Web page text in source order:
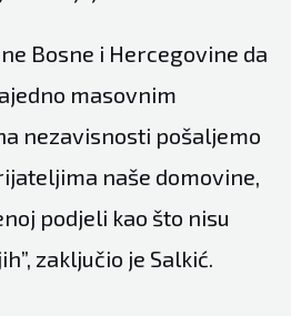
Bosne i Hercegovine da
masovnim
nezavisnosti pošaljemo
naše domovine,
podjeli kao što nisu
zaključio je Salkić.